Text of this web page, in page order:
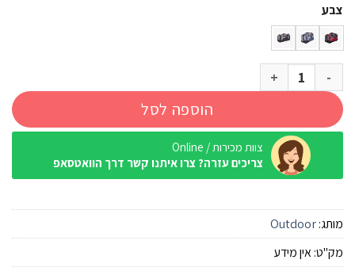
צבע
כמות של צ'ימידן Outdoor Cargo 65
הוספה לסל
צוות מכירות / Online
צריכים עזרה? צרו איתנו קשר דרך הוואטסאפ
מותג:Outdoor
מק"ט:אין מידע